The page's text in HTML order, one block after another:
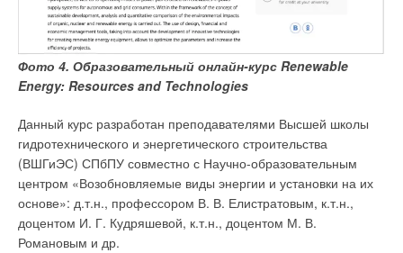
Фото 4. Образовательный онлайн-курс Renewable
Energy: Resources and Technologies
Данный курс разработан преподавателями Высшей школы
гидротехнического и энергетического строительства
(ВШГиЭС) СПбПУ совместно с Научно-образовательным
центром «Возобновляемые виды энергии и установки на их
основе»: д.т.н., профессором В. В. Елистратовым, к.т.н.,
доцентом И. Г. Кудряшевой, к.т.н., доцентом М. В.
Романовым и др.